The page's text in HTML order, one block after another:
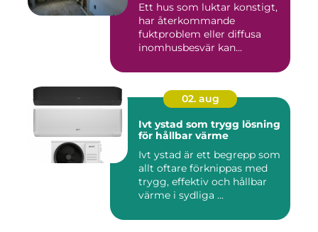
Ett hus som luktar konstigt,
har återkommande
fuktproblem eller diffusa
inomhusbesvär kan...
02. aug
Ivt ystad som trygg lösning
för hållbar värme
Ivt ystad är ett begrepp som
allt oftare förknippas med
trygg, effektiv och hållbar
värme i sydliga ...